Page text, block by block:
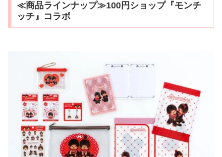
≪商品ラインナップ≫100円ショップ『モンチ
ッチ』コラボ